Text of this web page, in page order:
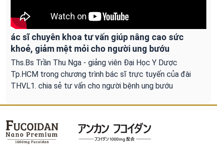
ác sĩ chuyên khoa tư vấn giúp nâng cao sức
khoẻ, giảm mệt mỏi cho người ung bướu
Ths.Bs Trần Thu Nga - giảng viên Đại Học Y Dược
Tp.HCM trong chương trình bác sĩ trực tuyến của đài
THVL1. chia sẻ tư vấn cho người bệnh ung bướu